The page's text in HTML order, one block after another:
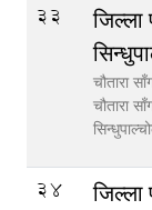
33
जिल्ला
चौतारा
चौतारा
34
जिल्ला